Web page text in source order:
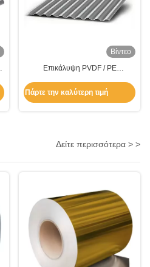
Βίντεο
Επικάλυψη PVDF / PE
0.1mm-2.0mm για στέγη
Πάρτε την καλύτερη τιμή
Δείτε περισσότερα > >